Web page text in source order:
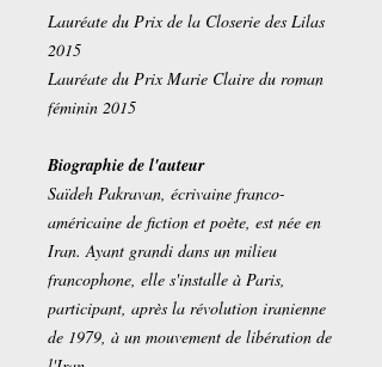
Lauréate du Prix de la Closerie des Lilas
2015
Lauréate du Prix Marie Claire du roman
féminin 2015
Biographie de l'auteur
Saïdeh Pakravan, écrivaine franco-
américaine de fiction et poète, est née en
Iran. Ayant grandi dans un milieu
francophone, elle s'installe à Paris,
participant, après la révolution iranienne
de 1979, à un mouvement de libération de